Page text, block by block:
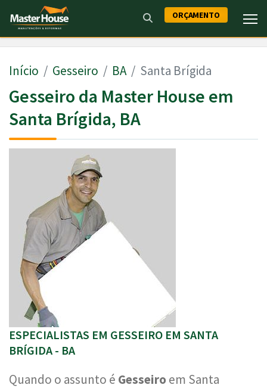
ORÇAMENTO
Início Gesseiro BA Santa Brígida
Gesseiro da Master House em
Santa Brígida, BA
ESPECIALISTAS EM GESSEIRO EM SANTA
BRÍGIDA - BA
Quando o assunto é Gesseiro em Santa